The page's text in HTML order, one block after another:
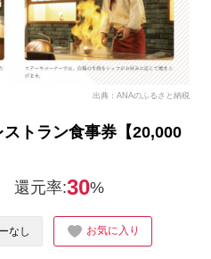
出典：ANAのふるさと納税
トラン食事券【20,000
還元率:30%
なし お気に入り